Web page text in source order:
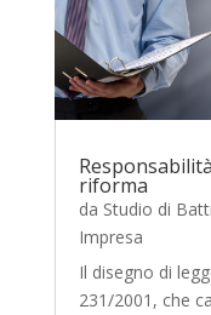
riforma
da Studio di
Impresa
Il disegno di
231/2001, che